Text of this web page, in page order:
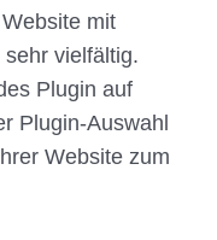
mit
vielfältig.
Plugin auf
Plugin-Auswahl
Website zum